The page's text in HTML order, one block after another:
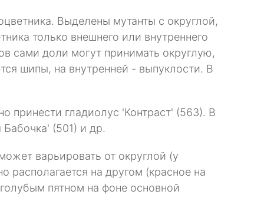
Выделены мутанты с округлой,
только внешнего или внутреннего
сами доли могут принимать округлую,
шипы, на внутренней - выпуклости. В
принести гладиолус 'Контраст' (563). В
(501) и др.
варьировать от округлой (у
на другом (красное на
пятном на фоне основной